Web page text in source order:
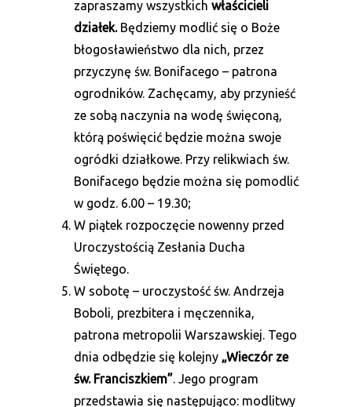
zapraszamy wszystkich właścicieli
działek.Będziemy modlić się o Boże
błogosławieństwo dla nich, przez
przyczynę św. Bonifacego – patrona
ogrodników. Zachęcamy, aby przynieść
ze sobą naczynia na wodę święconą,
którą poświęcić będzie można swoje
ogródki działkowe. Przy relikwiach św.
Bonifacego będzie można się pomodlić
w godz. 6.00 – 19.30;
W piątek rozpoczęcie nowenny przed
Uroczystością Zesłania Ducha
Świętego.
W sobotę – uroczystość św. Andrzeja
Boboli, prezbitera i męczennika,
patrona metropolii Warszawskiej. Tego
dnia odbędzie się kolejny „Wieczór ze
św. Franciszkiem”. Jego program
przedstawia się następująco: modlitwy